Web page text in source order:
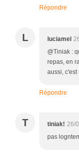
Répondre
L luciamel
@Tiniak :
repas, en
aussi,
Répondre
T tiniak! 26/
pas